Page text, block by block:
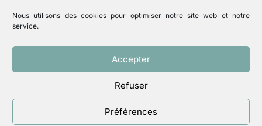
Nous utilisons des cookies pour optimiser notre site web et notre
service.
Accepter
Refuser
Préférences
Lutte contre les abus
Mentions légales
Politique de confidentialité
ACCK